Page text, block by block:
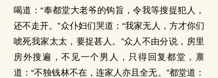
喝道：“奉都堂大老爷的钩旨，令我等搜捉犯人，
还不走开。”众仆妇们哭道：“我家无人，方才你们
唬死我家太太，要捉甚人。”众人不由分说，房里
房外搜遍，不见一个男人，只得回复都堂，禀
道：“不独钱林不在，连家人亦且全无。”都堂道：